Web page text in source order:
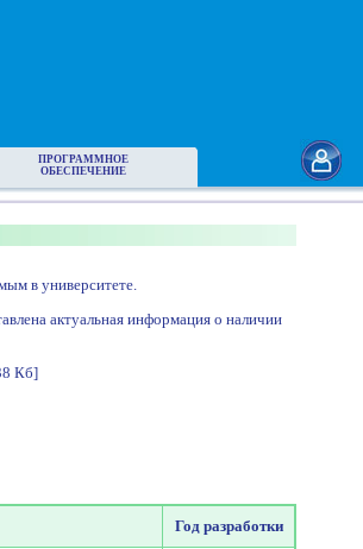
ПРОГРАММНОЕ
ОБЕСПЕЧЕНИЕ
в университете.
актуальная информация о наличии
Кб]
Год разработки